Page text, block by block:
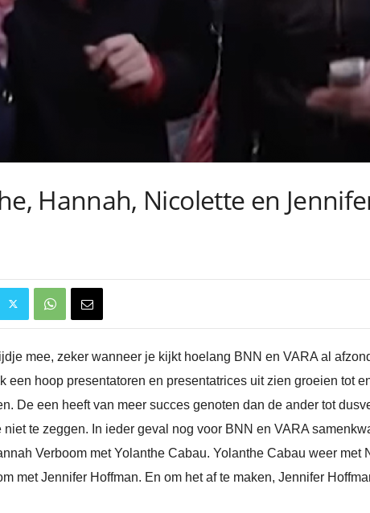
Hannah, Nicolette en
mee, zeker wanneer je kijkt hoelang BNN en VARA al
een hoop presentatoren en presentatrices uit zien groeien tot
De een heeft van meer succes genoten dan de ander tot
te zeggen. In ieder geval nog voor BNN en VARA
Verboom met Yolanthe Cabau. Yolanthe Cabau weer
met Jennifer Hoffman. En om het af te maken, Jennifer